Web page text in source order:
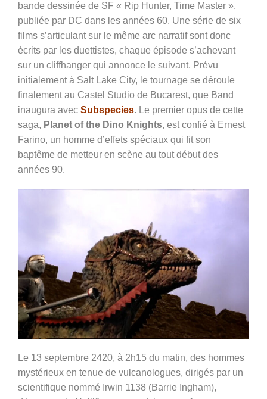
bande dessinée de SF « Rip Hunter, Time Master »,
publiée par DC dans les années 60. Une série de six
films s’articulant sur le même arc narratif sont donc
écrits par les duettistes, chaque épisode s’achevant
sur un cliffhanger qui annonce le suivant. Prévu
initialement à Salt Lake City, le tournage se déroule
finalement au Castel Studio de Bucarest, que Band
inaugura avec Subspecies. Le premier opus de cette
saga, Planet of the Dino Knights, est confié à Ernest
Farino, un homme d’effets spéciaux qui fit son
baptême de metteur en scène au tout début des
années 90.
Le 13 septembre 2420, à 2h15 du matin, des hommes
mystérieux en tenue de vulcanologues, dirigés par un
scientifique nommé Irwin 1138 (Barrie Ingham),